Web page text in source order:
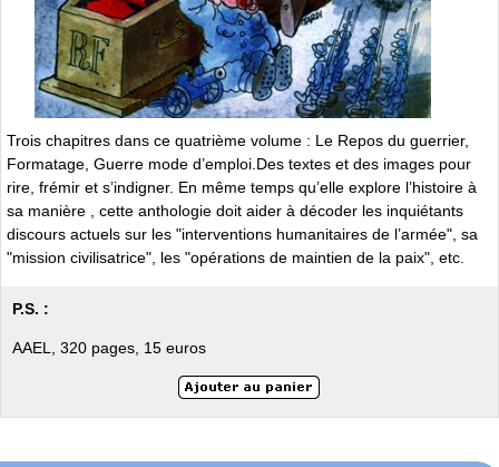
Trois chapitres dans ce quatrième volume : Le Repos du guerrier,
Formatage, Guerre mode d’emploi.Des textes et des images pour
rire, frémir et s’indigner. En même temps qu’elle explore l’histoire à
sa manière , cette anthologie doit aider à décoder les inquiétants
discours actuels sur les "interventions humanitaires de l’armée", sa
"mission civilisatrice", les "opérations de maintien de la paix", etc.
P.S. :
AAEL, 320 pages, 15 euros